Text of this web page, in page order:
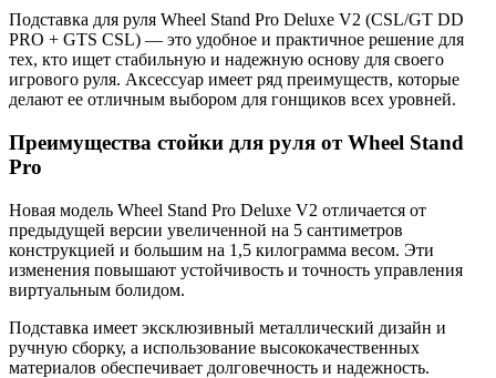
Подставка для руля Wheel Stand Pro Deluxe V2 (CSL/GT DD
PRO + GTS CSL) — это удобное и практичное решение для
тех, кто ищет стабильную и надежную основу для своего
игрового руля. Аксессуар имеет ряд преимуществ, которые
делают ее отличным выбором для гонщиков всех уровней.
Преимущества стойки для руля от Wheel Stand
Pro
Новая модель Wheel Stand Pro Deluxe V2 отличается от
предыдущей версии увеличенной на 5 сантиметров
конструкцией и большим на 1,5 килограмма весом. Эти
изменения повышают устойчивость и точность управления
виртуальным болидом.
Подставка имеет эксклюзивный металлический дизайн и
ручную сборку, а использование высококачественных
материалов обеспечивает долговечность и надежность.